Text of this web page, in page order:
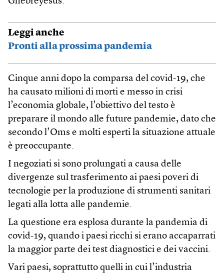
Leggi anche
Pronti alla prossima pandemia
Cinque anni dopo la comparsa del covid-19, che
ha causato milioni di morti e messo in crisi
l’economia globale, l’obiettivo del testo è
preparare il mondo alle future pandemie, dato che
secondo l’Oms e molti esperti la situazione attuale
è preoccupante.
I negoziati si sono prolungati a causa delle
divergenze sul trasferimento ai paesi poveri di
tecnologie per la produzione di strumenti sanitari
legati alla lotta alle pandemie.
La questione era esplosa durante la pandemia di
covid-19, quando i paesi ricchi si erano accaparrati
la maggior parte dei test diagnostici e dei vaccini.
Vari paesi, soprattutto quelli in cui l’industria